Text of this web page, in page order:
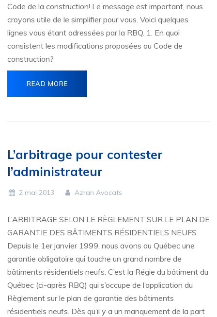
Code de la construction! Le message est important, nous
croyons utile de le simplifier pour vous. Voici quelques
lignes vous étant adressées par la RBQ. 1. En quoi
consistent les modifications proposées au Code de
construction?
READ MORE
L’arbitrage pour contester
l’administrateur
2 mai 2013 Azran Avocats
L’ARBITRAGE SELON LE RÈGLEMENT SUR LE PLAN DE
GARANTIE DES BÂTIMENTS RÉSIDENTIELS NEUFS
Depuis le 1er janvier 1999, nous avons au Québec une
garantie obligatoire qui touche un grand nombre de
bâtiments résidentiels neufs. C’est la Régie du bâtiment du
Québec (ci-après RBQ) qui s’occupe de l’application du
Règlement sur le plan de garantie des bâtiments
résidentiels neufs. Dès qu’il y a un manquement de la part